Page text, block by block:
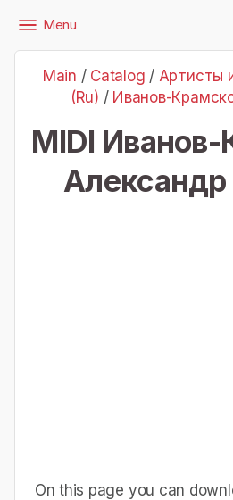
Files
Артисты и группы «ЕЖЗИ» (Ru)
Иванов-Крамской Александр
Иванов-Крамской Александр -
Menu
Main / Catalog / Артисты
(Ru) / Иванов-
MIDI
On this page you can